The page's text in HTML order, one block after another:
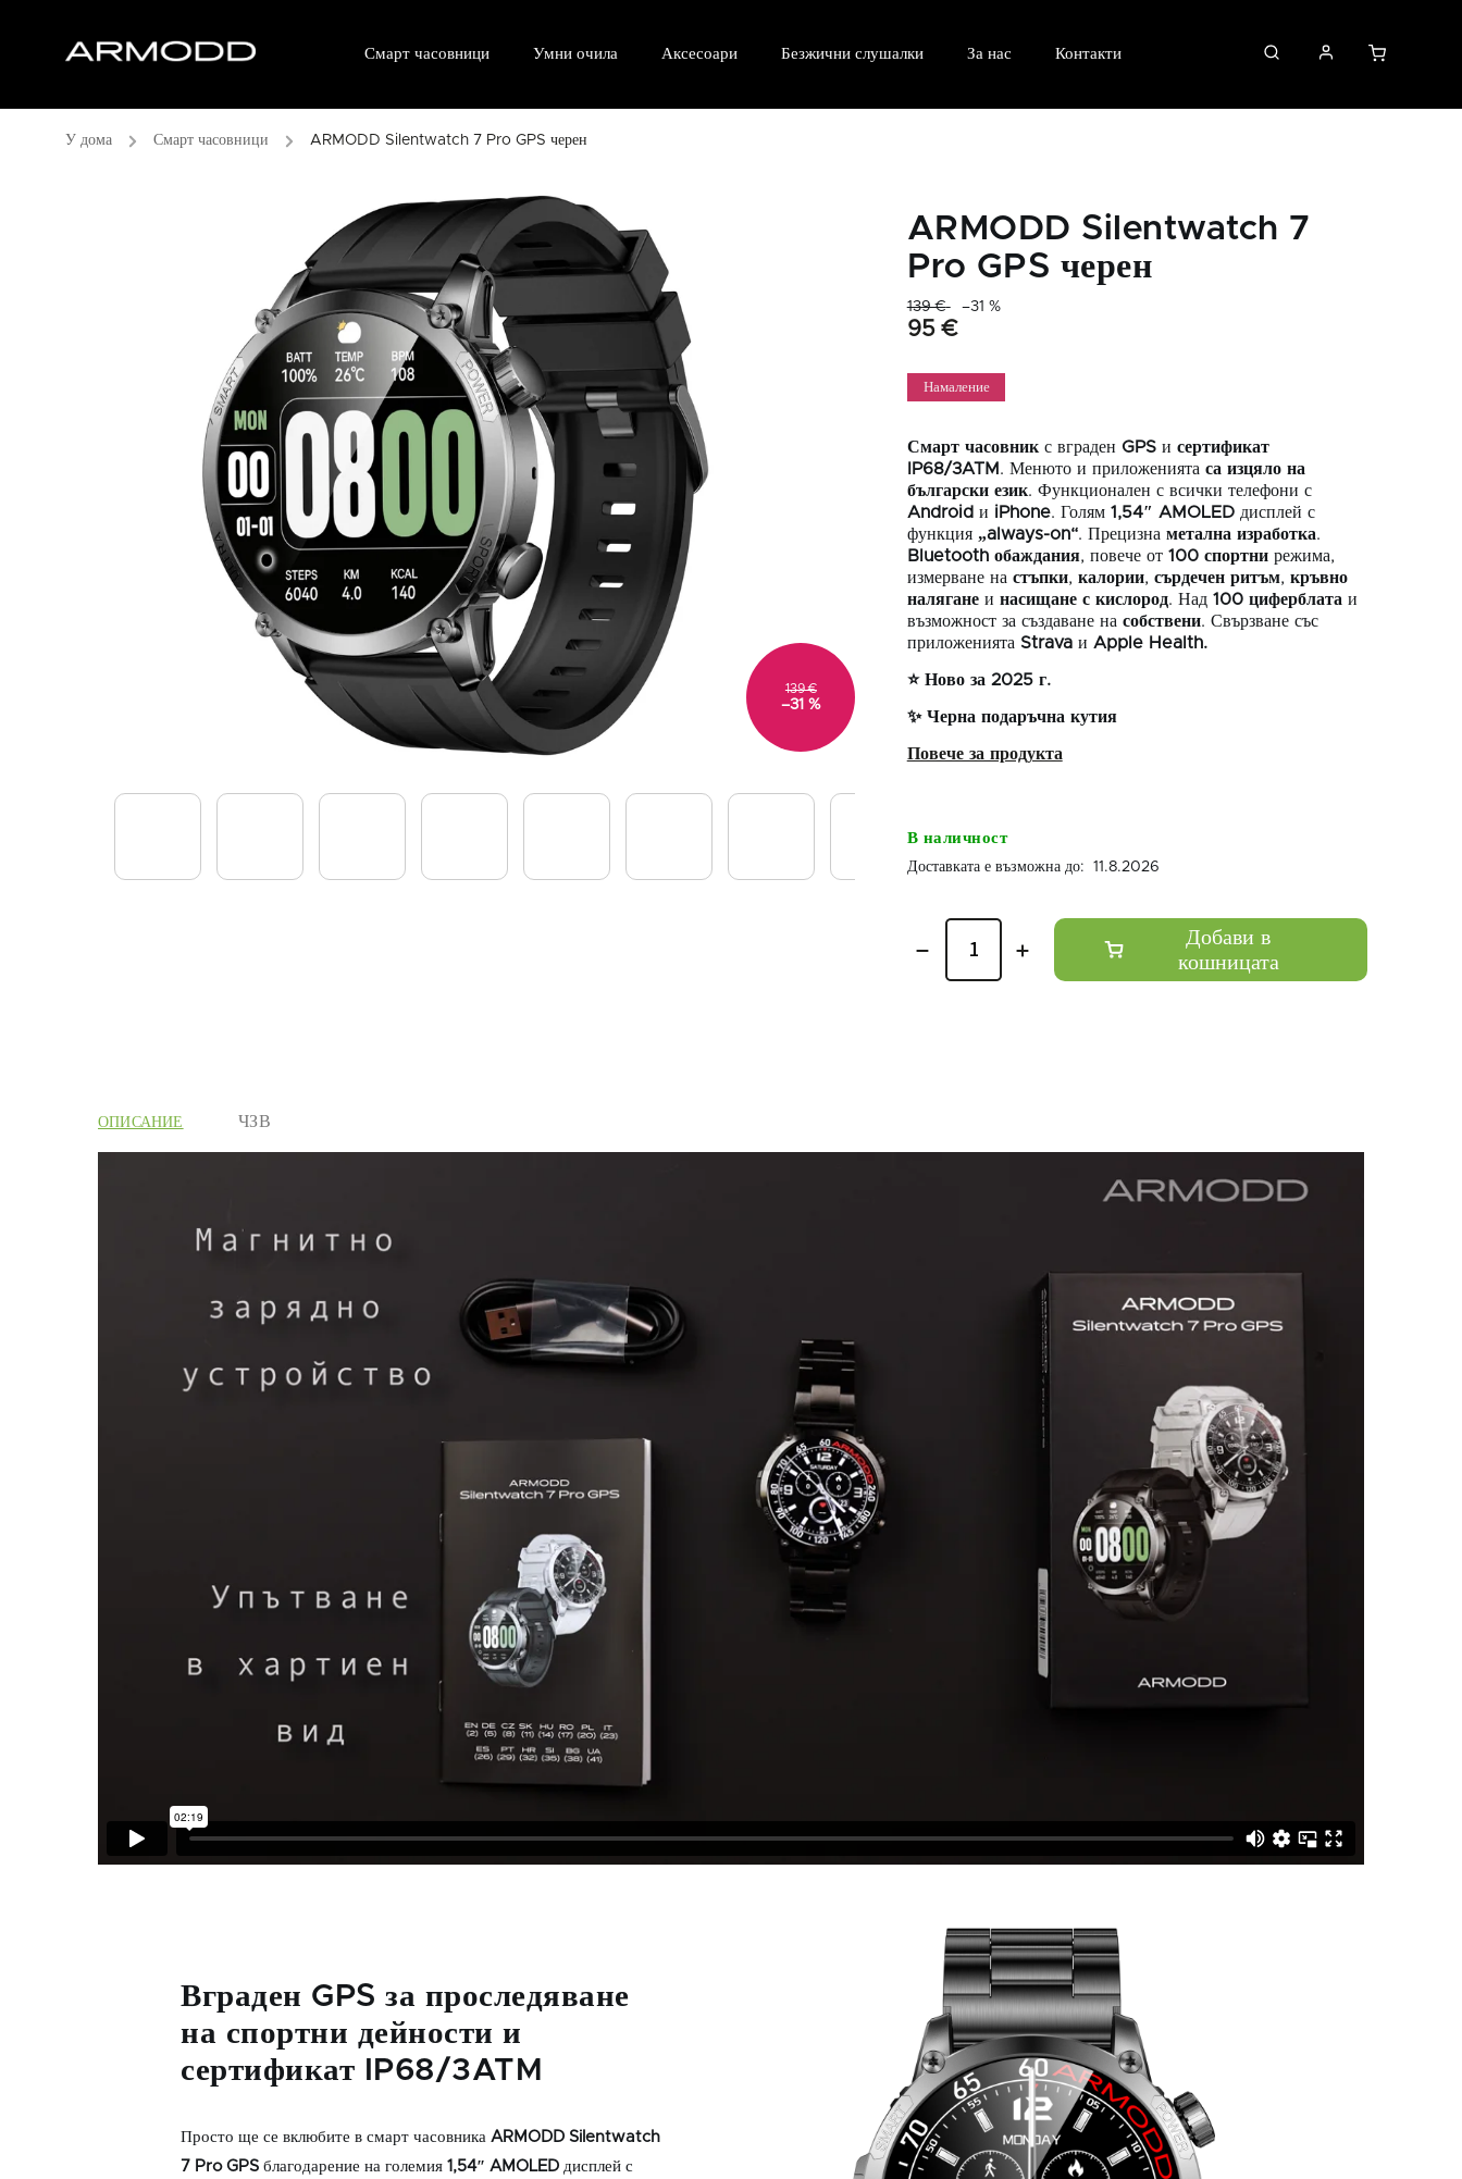
Смарт часовници Умни очила Аксесоари Безжични слушалки За нас Контакти
/ Смарт часовници / ARMODD Silentwatch 7 Pro GPS черен
139 €
–31 %
ARMODD Silentwatch 7
Pro GPS черен
139 € –31 %
95 €
Смарт часовник с вграден GPS и сертификат
IP68/3ATM . Менюто и приложенията са изцяло на
български език. Функционален с всички телефони с
Android и iPhone. Голям 1,54″ AMOLED дисплей с
функция„always-on“. Прецизна метална изработка.
Bluetooth обаждания, повече от 100 спортнирежима,
измерване на стъпки, калории, сърдечен ритъм, кръвно
наляганеи насищане с кислород. Над 100 циферблата и
възможност за създаване на собствени. Свързване със
приложенията Stravaи Apple Health.
⭐Ново за 2025 г.
✨Черна подаръчна кутия
Намаление
В наличност
11.8.2026
ОПИСАНИЕ
Вграден GPS за проследяване
на спортни дейности и
сертификат IP68/3ATM
Просто ще се вклюбите в смарт часовника ARMODD Silentwatch
7 Pro GPS благодарение на големия1,54″ AMOLED дисплей с